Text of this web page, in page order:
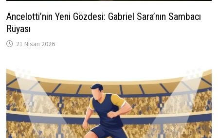
Ancelotti’nin Yeni Gözdesi: Gabriel Sara’nın Sambacı
Rüyası
21 Nisan 2026